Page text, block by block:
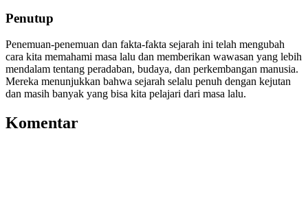
Penutup
Penemuan-penemuan dan fakta-fakta sejarah ini telah mengubah
cara kita memahami masa lalu dan memberikan wawasan yang lebih
mendalam tentang peradaban, budaya, dan perkembangan manusia.
Mereka menunjukkan bahwa sejarah selalu penuh dengan kejutan
dan masih banyak yang bisa kita pelajari dari masa lalu.
Komentar